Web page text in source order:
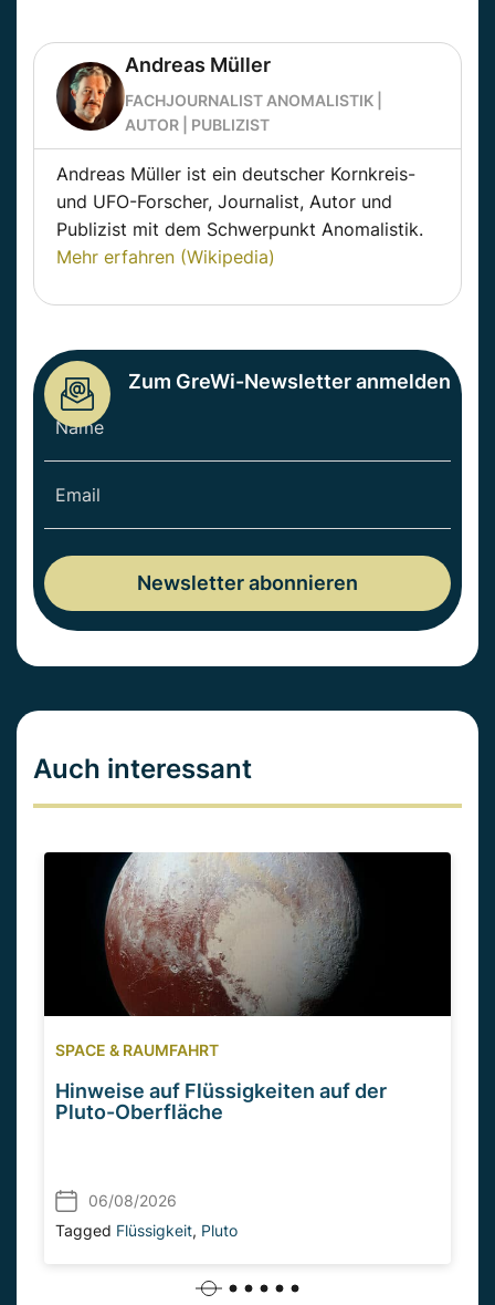
Andreas Müller
FACHJOURNALIST ANOMALISTIK |
AUTOR | PUBLIZIST
Andreas Müller ist ein deutscher Kornkreis-
und UFO-Forscher, Journalist, Autor und
Publizist mit dem Schwerpunkt Anomalistik.
Mehr erfahren (Wikipedia)
Zum GreWi-Newsletter anmelden
Auch interessant
SPACE & RAUMFAHRT
Hinweise auf Flüssigkeiten auf der
Pluto-Oberfläche
06/08/2026
Tagged Flüssigkeit, Pluto